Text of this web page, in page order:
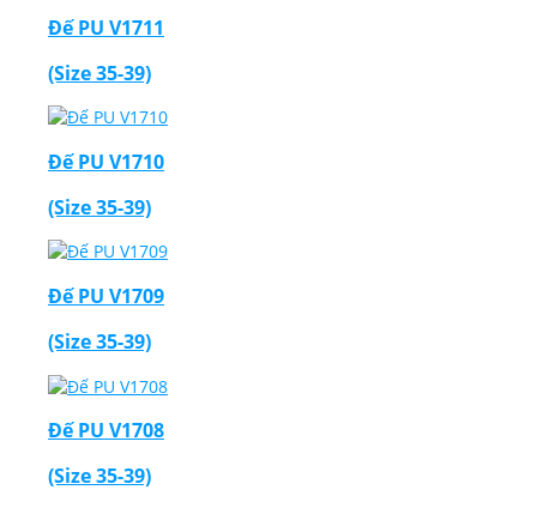
Đế PU V1711
(Size 35-39)
Đế PU V1710
(Size 35-39)
Đế PU V1709
(Size 35-39)
Đế PU V1708
(Size 35-39)